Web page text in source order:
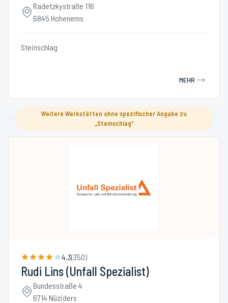
Radetzkystraße 116
6845 Hohenems
Steinschlag
MEHR
Weitere Werkstätten ohne spezifischer Angabe zu
„Steinschlag“
4.3(350)
Rudi Lins (Unfall Spezialist)
Bundesstraße 4
6714 Nüziders